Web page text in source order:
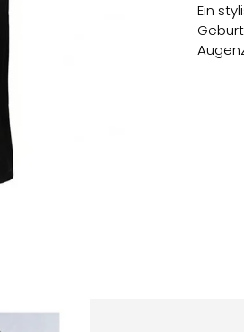
Ein